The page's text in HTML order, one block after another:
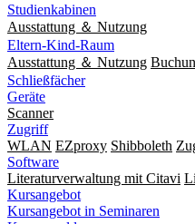
Studienkabinen
Ausstattung ＆ Nutzung
Eltern-Kind-Raum
Ausstattung ＆ Nutzung
Schließfächer
Geräte
Scanner
Zugriff
WLAN EZproxy Shibboleth
Software
Literaturverwaltung mit Citavi
Kursangebot
Kursangebot in Seminaren